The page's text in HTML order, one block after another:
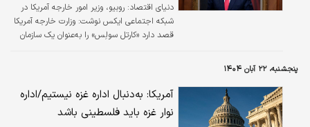
دنیای اقتصاد: روبیو، وزیر امور خارجه آمریکا در
شبکه اجتماعی ایکس نوشت: وزارت خارجه آمریکا
قصد دارد «کارتل سولِس» را به‌عنوان یک سازمان
پنجشنبه، ۲۲ آبان ۱۴۰۴
آمریکا: به‌دنبال اداره غزه نیستیم/اداره
نوار غزه باید فلسطینی باشد